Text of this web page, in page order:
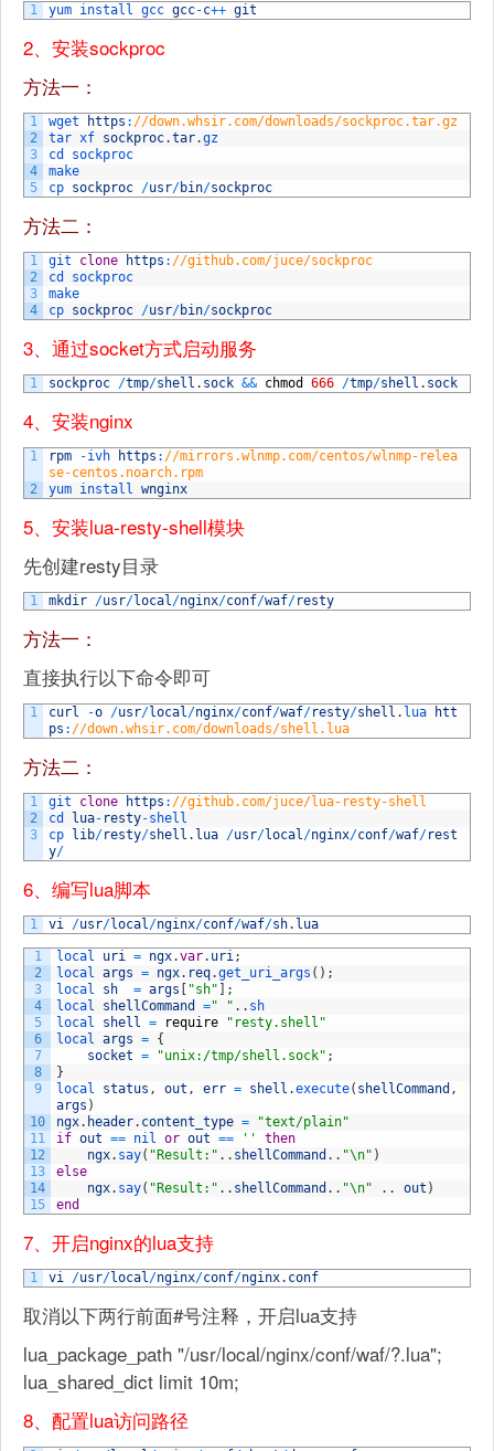
1 yum install gcc gcc-c++ git
2、安装sockproc
方法一：
1
2
3
4
5
wget https : //down.whsir.com/downloads/sockproc.tar.gz
tar xf sockproc.tar.gz
cd sockproc
make
cp sockproc /usr/bin/sockproc
方法二：
1
2
3
4
git clone https : //github.com/juce/sockproc
cd sockproc
make
cp sockproc /usr/bin/sockproc
3、通过socket方式启动服务
1 sockproc /tmp/shell . sock && chmod 666 /tmp/shell . sock
4、安装nginx
1
2
rpm -ivh https : //mirrors.wlnmp.com/centos/wlnmp-relea
se-centos.noarch.rpm
yum install wnginx
5、安装lua-resty-shell模块
先创建resty目录
1 mkdir /usr/local/nginx/conf/waf/resty
方法一：
直接执行以下命令即可
1 curl -o /usr/local/nginx/conf/waf/resty/shell . lua
htt
ps : //down.whsir.com/downloads/shell.lua
方法二：
1
2
3
git clone https : //github.com/juce/lua-resty-shell
cd
lua- resty-shell
cp
lib/resty/shell . lua /usr/local/nginx/conf/waf/rest
y/
6、编写lua脚本
1 vi /usr/local/nginx/conf/waf/sh. lua
1
2
3
4
5
6
7
8
9
10
11
12
13
14
15
local uri = ngx.var. uri;
local args = ngx. req.get_uri_args ( ) ;
local sh = args "sh"
;
local shellCommand =" " . . sh
local shell = require
"resty.shell"
local args = {
socket = "unix:/tmp/shell.sock" ;
}
local status , out , err = shell .execute( shellCommand ,
args )
ngx. header. content_type =
"text/plain"
if out == nil or out == ''
then
ngx. say( "Result:" . . shellCommand . . "\n" )
else
ngx. say( "Result:" . . shellCommand . . "\n" . . out )
end
7、开启nginx的lua支持
1 vi /usr/local/nginx/conf/nginx. conf
取消以下两行前面#号注释，开启lua支持
lua_package_path "/usr/local/nginx/conf/waf/?.lua";
lua_shared_dict limit 10m;
8、配置lua访问路径